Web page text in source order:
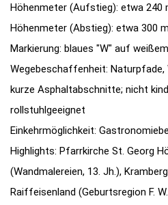
Höhenmeter (Aufstieg): etwa 240
Höhenmeter (Abstieg): etwa 300 m
Markierung: blaues "W" auf
Wegebeschaffenheit: Naturpfade,
kurze Asphaltabschnitte; nicht
rollstuhlgeeignet
Einkehrmöglichkeit:
Highlights: Pfarrkirche St. Georg
(Wandmalereien, 13. Jh.),
Raiffeisenland (Geburtsregion F.